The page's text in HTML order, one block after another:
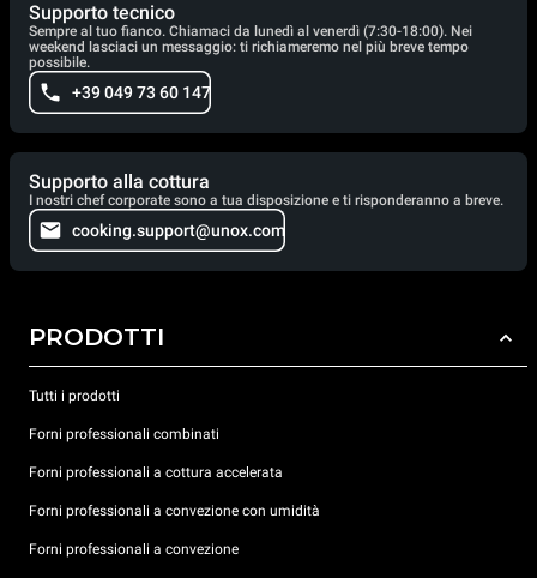
Supporto tecnico
Sempre al tuo fianco. Chiamaci da lunedì al venerdì (7:30-18:00). Nei
weekend lasciaci un messaggio: ti richiameremo nel più breve tempo
possibile.
+39 049 73 60 147
Supporto alla cottura
I nostri chef corporate sono a tua disposizione e ti risponderanno a breve.
cooking.support@unox.com
PRODOTTI
Tutti i prodotti
Forni professionali combinati
Forni professionali a cottura accelerata
Forni professionali a convezione con umidità
Forni professionali a convezione